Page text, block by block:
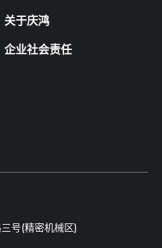
are with full
CHMER is the first to
development and
CHMER technology
CHMER is totally
board design,
advantageâ€™s
quickly and
关于庆鸿
企业社会责任
号(精密机械区)